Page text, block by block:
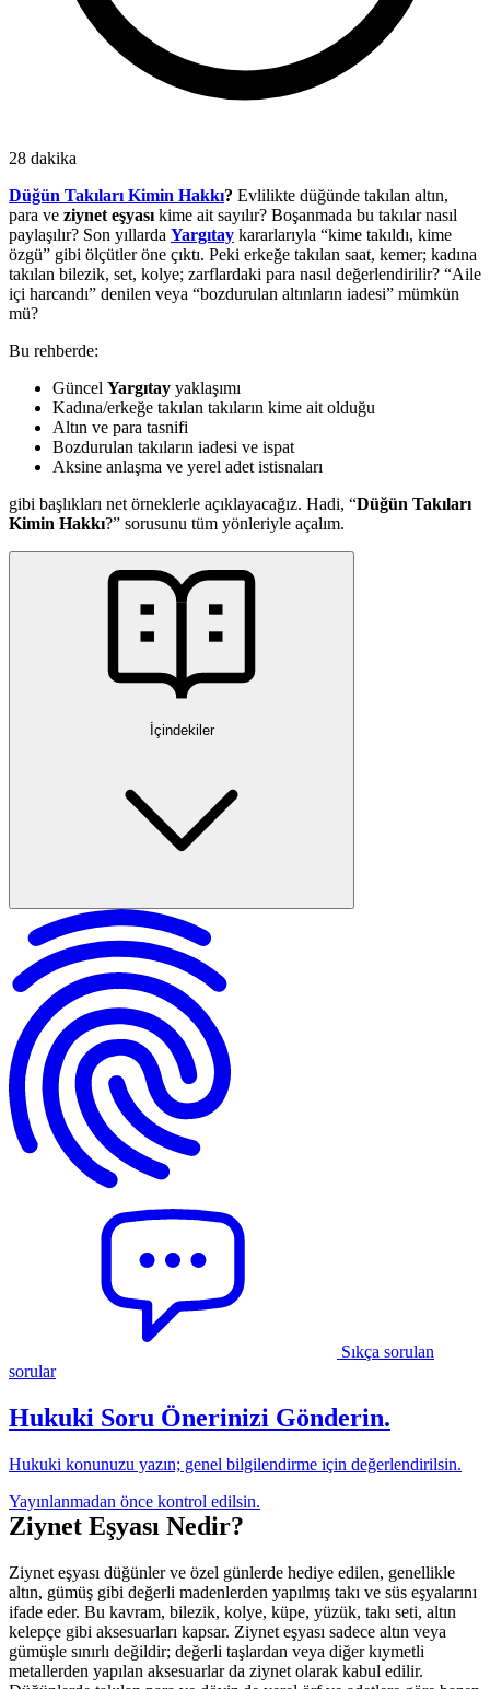
28 dakika
Düğün Takıları Kimin Hakkı? Evlilikte düğünde takılan altın,
para ve ziynet eşyası kime ait sayılır? Boşanmada bu takılar nasıl
paylaşılır? Son yıllarda Yargıtay kararlarıyla “kime takıldı, kime
özgü” gibi ölçütler öne çıktı. Peki erkeğe takılan saat, kemer; kadına
takılan bilezik, set, kolye; zarflardaki para nasıl değerlendirilir? “Aile
içi harcandı” denilen veya “bozdurulan altınların iadesi” mümkün
mü?
Bu rehberde:
Güncel Yargıtay yaklaşımı
Kadına/erkeğe takılan takıların kime ait olduğu
Altın ve para tasnifi
Bozdurulan takıların iadesi ve ispat
Aksine anlaşma ve yerel adet istisnaları
gibi başlıkları net örneklerle açıklayacağız. Hadi, “Düğün Takıları
Kimin Hakkı?” sorusunu tüm yönleriyle açalım.
İçindekiler
Ziynet Eşyası Nedir?
Hangi Takılar Düğün Takısı Sayılır?
Düğün Takıları ile İlgili Temel Hukuki Kavramlar
Türk Medeni Kanunu Kapsamında Takıların Sahipliği
Yargıtay Kararları ve İçtihatlar
Kadına Takılan Takılar Kimin?
Erkeğe Takılan Takılar Kimin?
Takı Sandığına Konulan (Ortak) Takılar
Düğün Takılarıyla İlgili Hukuki İşlemler
Düğün Takılarının Boşanmadaki Durumu
Anlaşmazlık Durumlarında Düğün Takıları
Özet ve Değerlendirme
Sıkça sorulan
sorular
Hukuki Soru Önerinizi Gönderin.
Hukuki konunuzu yazın; genel bilgilendirme için değerlendirilsin.
Yayınlanmadan önce kontrol edilsin.
Ziynet Eşyası Nedir?
Ziynet eşyası düğünler ve özel günlerde hediye edilen, genellikle
altın, gümüş gibi değerli madenlerden yapılmış takı ve süs eşyalarını
ifade eder. Bu kavram, bilezik, kolye, küpe, yüzük, takı seti, altın
kelepçe gibi aksesuarları kapsar. Ziynet eşyası sadece altın veya
gümüşle sınırlı değildir; değerli taşlardan veya diğer kıymetli
metallerden yapılan aksesuarlar da ziynet olarak kabul edilir.